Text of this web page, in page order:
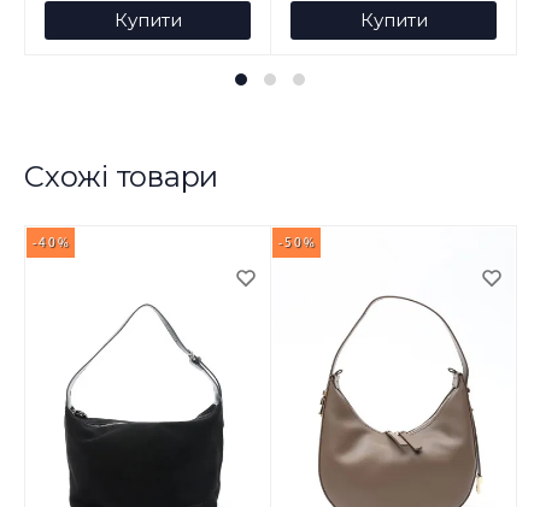
Купити Купити
Схожі товари
-40% -50%